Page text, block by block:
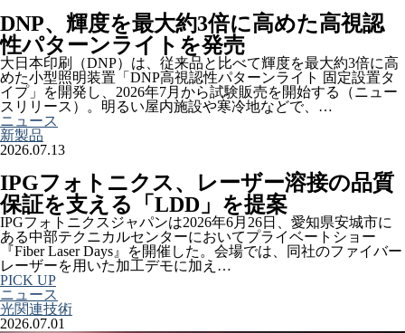
DNP、輝度を最大約3倍に高めた高視認
性パターンライトを発売
大日本印刷（DNP）は、従来品と比べて輝度を最大約3倍に高
めた小型照明装置「DNP高視認性パターンライト 固定設置タ
イプ」を開発し、2026年7月から試験販売を開始する（ニュー
スリリース）。明るい屋内施設や寒冷地などで、…
ニュース
新製品
2026.07.13
IPGフォトニクス、レーザー溶接の品質
保証を支える「LDD」を提案
IPGフォトニクスジャパンは2026年6月26日、愛知県安城市に
ある中部テクニカルセンターにおいてプライベートショー
『Fiber Laser Days』を開催した。会場では、同社のファイバー
レーザーを用いた加工デモに加え…
PICK UP
ニュース
光関連技術
2026.07.01